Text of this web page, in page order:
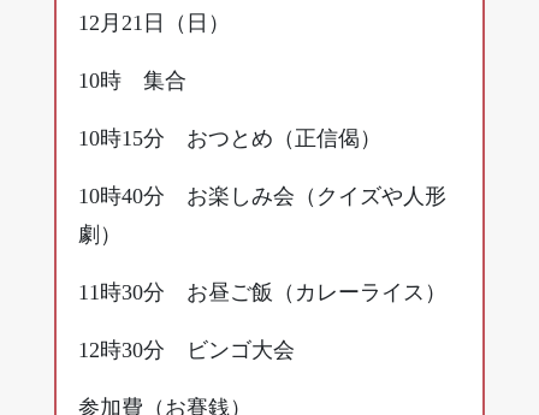
12月21日（日）
10時 集合
10時15分 おつとめ（正信偈）
10時40分 お楽しみ会（クイズや人形
劇）
11時30分 お昼ご飯（カレーライス）
12時30分 ビンゴ大会
参加費（お賽銭）